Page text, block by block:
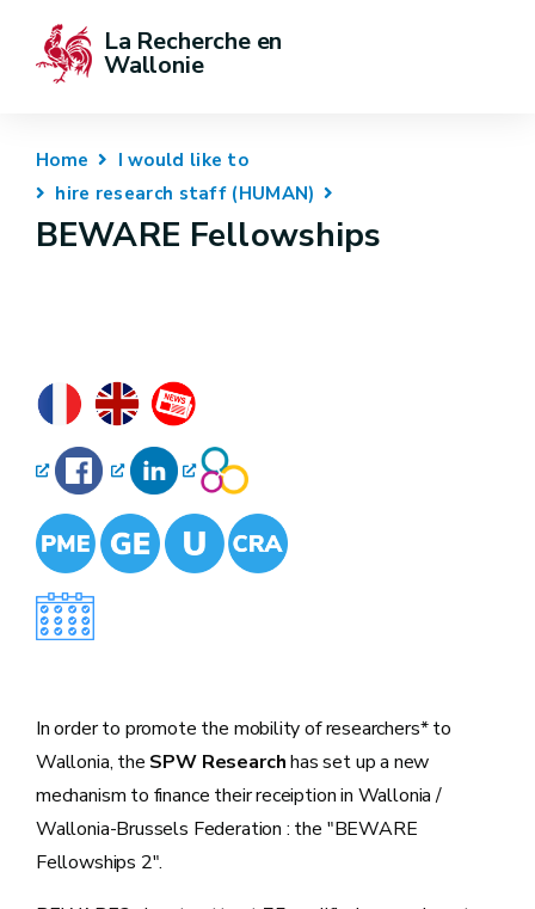
La Recherche en
Wallonie
Home
I would like to
hire research staff (HUMAN)
BEWARE Fellowships
In order to promote the mobility of researchers* to
Wallonia, the SPW Researchhas set up a new
mechanism to finance their receiption in Wallonia /
Wallonia-Brussels Federation : the "BEWARE
Fellowships 2".